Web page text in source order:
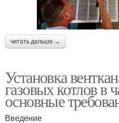
читать дальше →
Установка
газовых котлов в
основные
Введение